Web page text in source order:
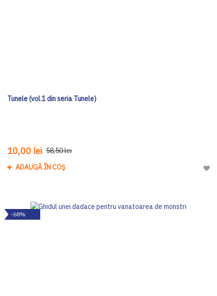
Tunele (vol.1 din seria Tunele)
10,00 lei 58,50 lei
ADAUGĂ ÎN COȘ
-68%